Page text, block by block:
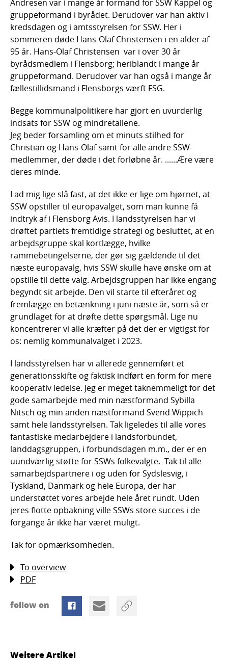
Andresen var i mange år formand for SSW Kappel og
gruppeformand i byrådet. Derudover var han aktiv i
kredsdagen og i amtsstyrelsen for SSW. Her i
sommeren døde Hans-Olaf Christensen i en alder af
95 år. Hans-Olaf Christensen var i over 30 år
byrådsmedlem i Flensborg; heriblandt i mange år
gruppeformand. Derudover var han også i mange år
fællestillidsmand i Flensborgs værft FSG.
Begge kommunalpolitikere har gjort en uvurderlig
indsats for SSW og mindretallene.
Jeg beder forsamling om et minuts stilhed for
Christian og Hans-Olaf samt for alle andre SSW-
medlemmer, der døde i det forløbne år. ......Ære være
deres minde.
Lad mig lige slå fast, at det ikke er lige om hjørnet, at
SSW opstiller til europavalget, som man kunne få
indtryk af i Flensborg Avis. I landsstyrelsen har vi
drøftet partiets fremtidige strategi og besluttet, at en
arbejdsgruppe skal kortlægge, hvilke
rammebetingelserne, der gør sig gældende til det
næste europavalg, hvis SSW skulle have ønske om at
opstille til dette valg. Arbejdsgruppen har ikke engang
begyndt sit arbejde. Den vil starte til efteråret og
fremlægge en betænkning i juni næste år, som så er
grundlaget for at drøfte dette spørgsmål. Lige nu
koncentrerer vi alle kræfter på det der er vigtigst for
os: nemlig kommunalvalget i 2023.
I landsstyrelsen har vi allerede gennemført et
generationsskifte og faktisk indført en form for mere
kooperativ ledelse. Jeg er meget taknemmeligt for det
gode samarbejde med min næstformand Sybilla
Nitsch og min anden næstformand Svend Wippich
samt hele landsstyrelsen. Tak ligeledes til alle vores
fantastiske medarbejdere i landsforbundet,
landdagsgruppen, i forbundsdagen m.m., der er en
uundværlig støtte for SSWs folkevalgte. Tak til alle
samarbejdspartnere i og uden for Sydslesvig, i
Tyskland, Danmark og hele Europa, der har
understøttet vores arbejde hele året rundt. Uden
jeres flotte opbakning ville SSWs store succes i de
forgange år ikke har været muligt.
Tak for opmærksomheden.
To overview
PDF
follow on
Weitere Artikel